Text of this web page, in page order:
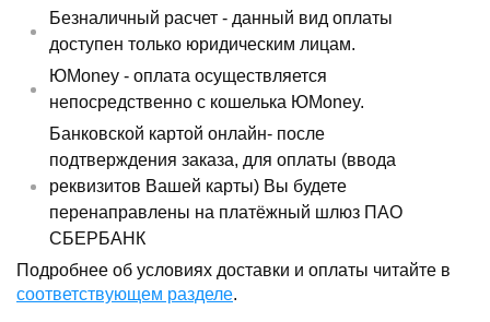
Безналичный расчет - данный вид оплаты
доступен только юридическим лицам.
ЮMoney - оплата осуществляется
непосредственно с кошелька ЮMoney.
Банковской картой онлайн- после
подтверждения заказа, для оплаты (ввода
реквизитов Вашей карты) Вы будете
перенаправлены на платёжный шлюз ПАО
СБЕРБАНК
Подробнее об условиях доставки и оплаты читайте в
соответствующем разделе.